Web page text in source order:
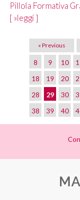
Pillola Formativa
[ »leggi ]
« Previous
8
9 10
18
19 20
28
29 30
38
39 40